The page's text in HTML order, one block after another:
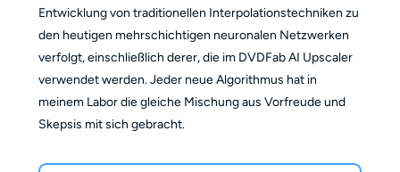
Entwicklung von traditionellen Interpolationstechniken zu
den heutigen mehrschichtigen neuronalen Netzwerken
verfolgt, einschließlich derer, die im DVDFab AI Upscaler
verwendet werden. Jeder neue Algorithmus hat in
meinem Labor die gleiche Mischung aus Vorfreude und
Skepsis mit sich gebracht.